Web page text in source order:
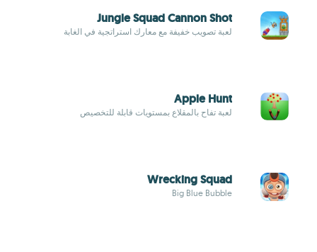
Jungle Squad Cannon Shot
لعبة تصويب خفيفة مع معارك استراتجية في الغابة
Apple Hunt
لعبة تفاح بالمقلاع بمستويات قابلة للتخصيص
Wrecking Squad
Big Blue Bubble